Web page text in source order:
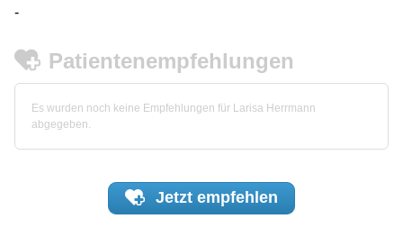
-
Patientenempfehlungen
Es wurden noch keine Empfehlungen für Larisa Herrmann
abgegeben.
Jetzt empfehlen